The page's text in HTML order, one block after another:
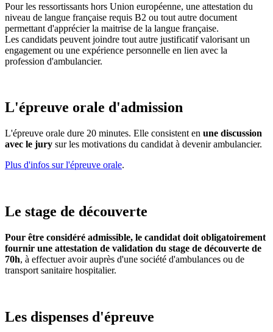
Pour les ressortissants hors Union européenne, une attestation du
niveau de langue française requis B2 ou tout autre document
permettant d'apprécier la maitrise de la langue française.
Les candidats peuvent joindre tout autre justificatif valorisant un
engagement ou une expérience personnelle en lien avec la
profession d'ambulancier.
L'épreuve orale d'admission
L'épreuve orale dure 20 minutes. Elle consistent en une discussion
avec le jury sur les motivations du candidat à devenir ambulancier.
Plus d'infos sur l'épreuve orale.
Le stage de découverte
Pour être considéré admissible, le candidat doit obligatoirement
fournir une attestation de validation du stage de découverte de
70h, à effectuer avoir auprès d'une société d'ambulances ou de
transport sanitaire hospitalier.
Les dispenses d'épreuve